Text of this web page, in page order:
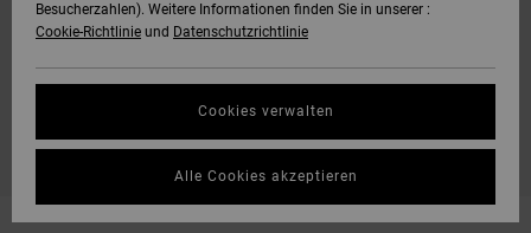
Besucherzahlen). Weitere Informationen finden Sie in unserer :
Cookie-Richtlinie und Datenschutzrichtlinie
Cookies verwalten
Alle Cookies akzeptieren